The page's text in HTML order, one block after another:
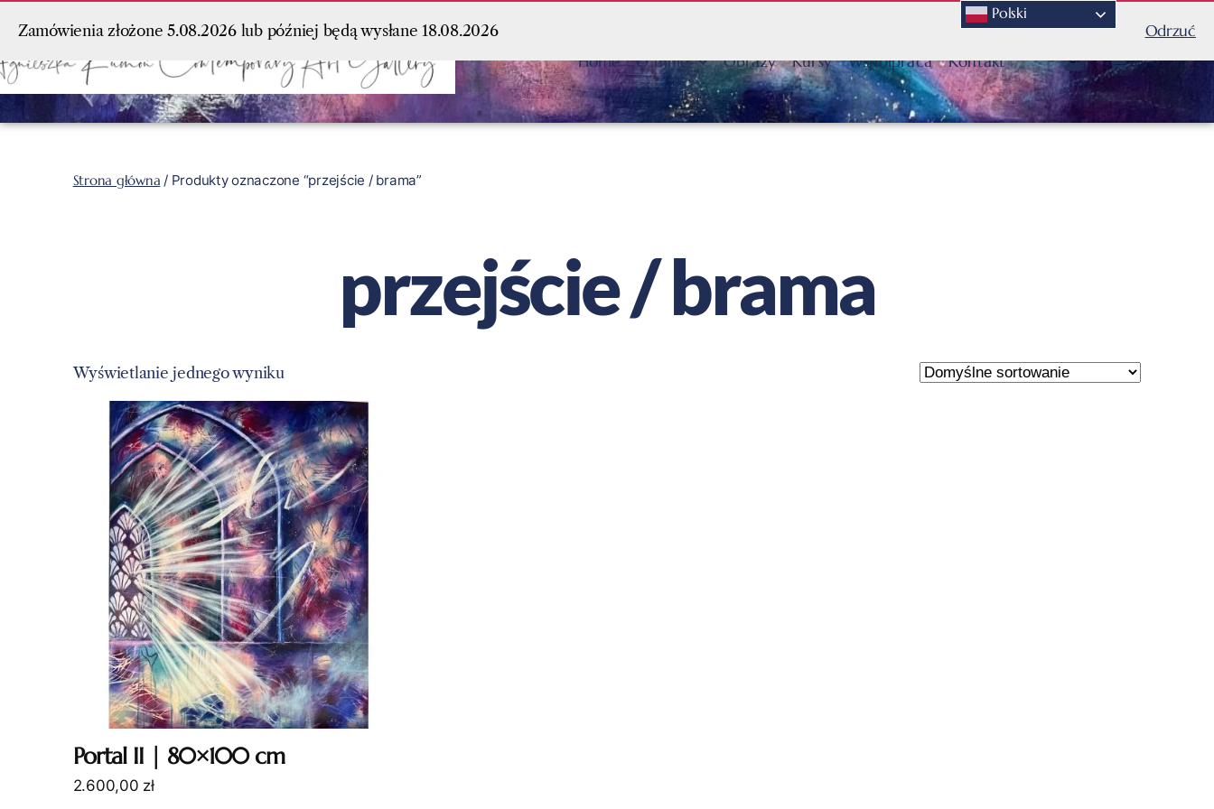
Zamówienia złożone 5.08.2026 lub później będą wysłane 18.08.2026
Odrzuć
Home
O mnie Obrazy Kursy Współpraca Kontakt
Strona główna / Produkty oznaczone “przejście / brama”
przejście / brama
Wyświetlanie jednego wyniku
Portal II | 80×100 cm
2.600,00 zł
Polski